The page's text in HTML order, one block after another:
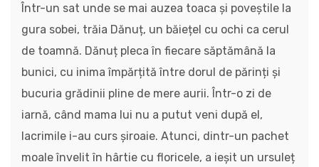
Într-un sat unde se mai auzea toaca și poveștile la
gura sobei, trăia Dănuț, un băiețel cu ochi ca cerul
de toamnă. Dănuț pleca în fiecare săptămână la
bunici, cu inima împărțită între dorul de părinți și
bucuria grădinii pline de mere aurii. Într-o zi de
iarnă, când mama lui nu a putut veni după el,
lacrimile i-au curs șiroaie. Atunci, dintr-un pachet
moale învelit în hârtie cu floricele, a ieșit un ursuleț